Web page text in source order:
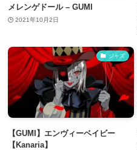
メレンゲドール – GUMI
2021年10月2日
ジャズ
【GUMI】エンヴィーベイビー
【Kanaria】